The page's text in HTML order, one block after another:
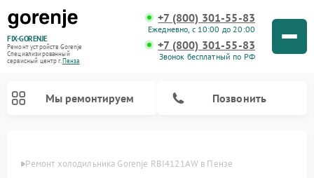
FIX-GORENJE
Ремонт устройств Gorenje
Специализированный
cервисный центр г.Пенза
+7 (800) 301-55-83
Ежедневно, с 10:00 до 20:00
+7 (800) 301-55-83
Звонок бесплатный по РФ
Мы ремонтируем Позвонить
Ремонт холодильника Gorenje RBI4121AW в Пензе